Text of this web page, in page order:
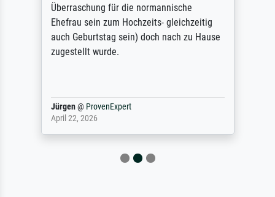
Überraschung für die normannische
Ehefrau sein zum Hochzeits- gleichzeitig
auch Geburtstag sein) doch nach zu Hause
zugestellt wurde.
Jürgen@ ProvenExpert
April 22, 2026